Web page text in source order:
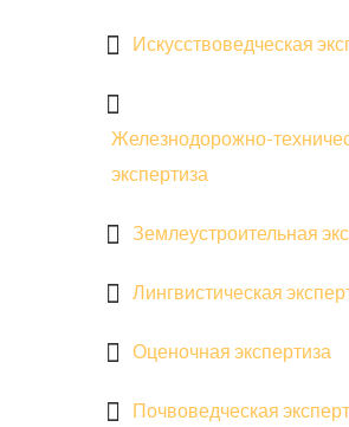
Искусствоведческая
Железнодорожно-
экспертиза
Землеустроительная
Лингвистическая
Оценочная экспертиза
Почвоведческая